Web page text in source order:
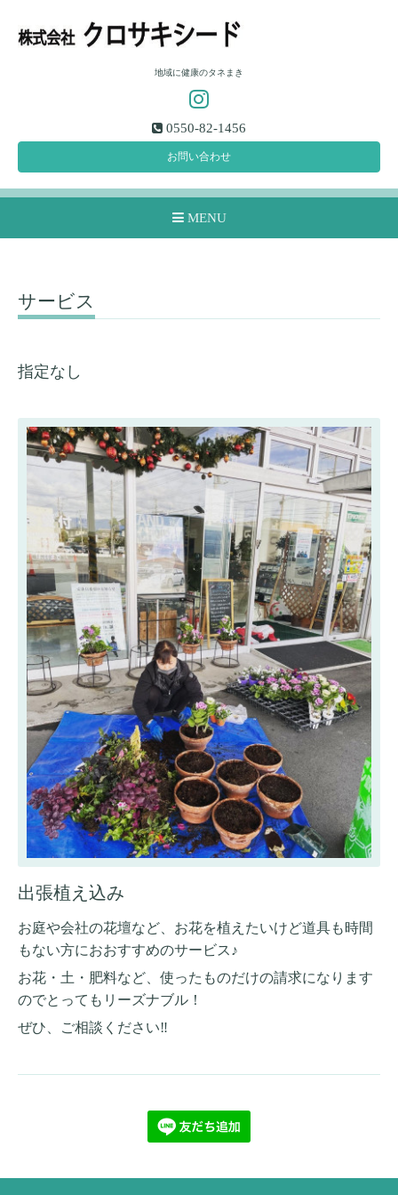
地域に健康のタネまき
0550-82-1456
お問い合わせ
MENU
サービス
指定なし
出張植え込み
お庭や会社の花壇など、お花を植えたいけど道具も時間
もない方におおすすめのサービス♪
お花・土・肥料など、使ったものだけの請求になります
のでとってもリーズナブル！
ぜひ、ご相談ください‼